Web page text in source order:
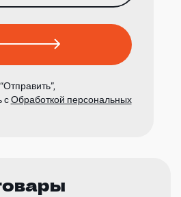
сОбработкой персональных